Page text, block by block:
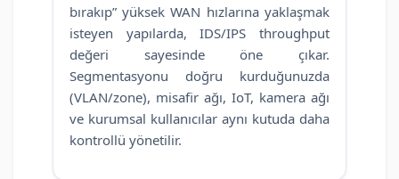
bırakıp” yüksek WAN hızlarına yaklaşmak
isteyen yapılarda, IDS/IPS throughput
değeri sayesinde öne çıkar.
Segmentasyonu doğru kurduğunuzda
(VLAN/zone), misafir ağı, IoT, kamera ağı
ve kurumsal kullanıcılar aynı kutuda daha
kontrollü yönetilir.